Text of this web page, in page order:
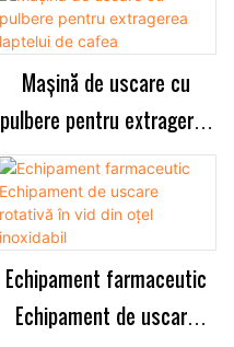
cu amestecare și lame
Mașină de uscare cu
pulbere pentru extragerea
laptelui de cafea
Echipament farmaceutic
Echipament de uscare